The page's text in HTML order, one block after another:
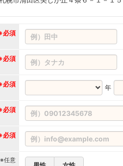
必須
必須
必須 年
必須
必須
※任意